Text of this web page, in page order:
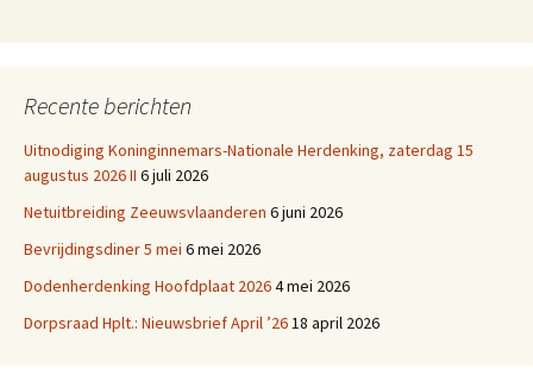
Recente berichten
Uitnodiging Koninginnemars-Nationale Herdenking, zaterdag 15
augustus 2026 II 6 juli 2026
Netuitbreiding Zeeuwsvlaanderen 6 juni 2026
Bevrijdingsdiner 5 mei 6 mei 2026
Dodenherdenking Hoofdplaat 20264 mei 2026
Dorpsraad Hplt.: Nieuwsbrief April ’2618 april 2026